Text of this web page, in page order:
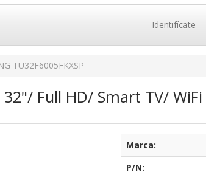
Identifícate
TU32F6005FKXSP
Full HD/ Smart TV/ WiFi
Marca:
P/N: